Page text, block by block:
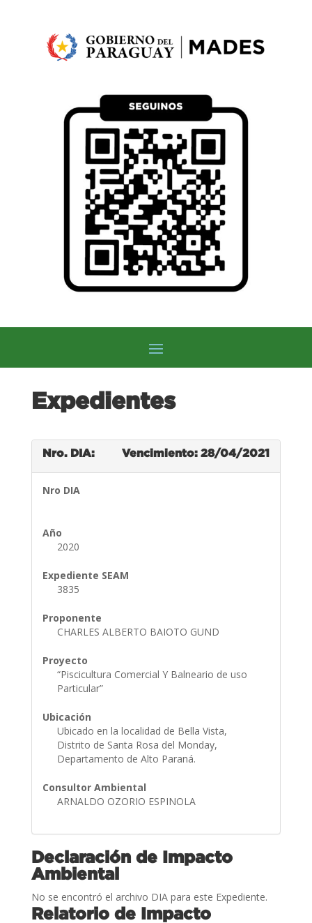
Expedientes
Nro. DIA: Vencimiento: 28/04/2021
Nro DIA
Año
2020
Expediente SEAM
3835
Proponente
CHARLES ALBERTO BAIOTO GUND
Proyecto
“Piscicultura Comercial Y Balneario de uso
Particular”
Ubicación
Ubicado en la localidad de Bella Vista,
Distrito de Santa Rosa del Monday,
Departamento de Alto Paraná.
Consultor Ambiental
ARNALDO OZORIO ESPINOLA
Declaración de Impacto
Ambiental
No se encontró el archivo DIA para este Expediente.
Relatorio de Impacto